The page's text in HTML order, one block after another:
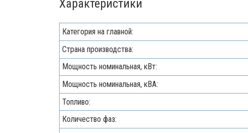
Характеристики
Категория на главной:
Страна производства:
Мощность номинальная, кВт:
Мощность номинальная, кВА:
Топливо:
Количество фаз: